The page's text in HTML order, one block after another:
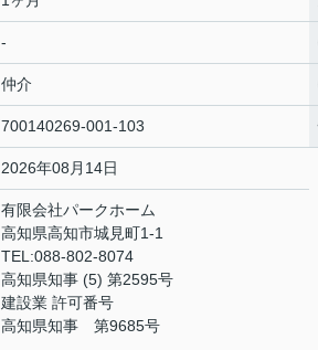
-
仲介
700140269-001-103
2026年08月14日
有限会社パークホーム
高知県高知市城見町1-1
TEL:088-802-8074
高知県知事 (5) 第2595号
建設業 許可番号
高知県知事 第9685号